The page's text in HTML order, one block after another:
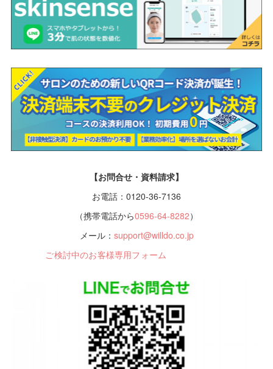
【お問合せ・資料請求】
お電話：0120-36-7136
（携帯電話から0596-64-8282）
メール： support@willdo.co.jp
ご検討中のお客様専用フォーム